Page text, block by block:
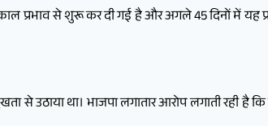
प्रभाव से शुरू कर दी गई है और अगले 45 दिनों में यह
से उठाया था। भाजपा लगातार आरोप लगाती रही है